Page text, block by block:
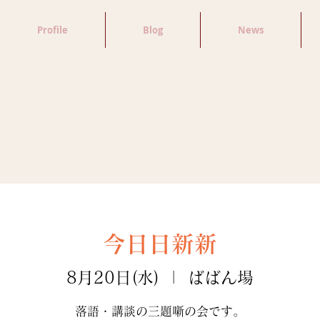
Profile Blog News
今日日新新
8月20日(水) ばばん場
落語・講談の三題噺の会です。